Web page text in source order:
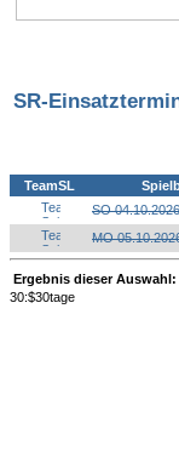
SR-
TeamSL
SO 04.10.2026
MO
Ergebnis dieser Auswahl:
30:$30tage